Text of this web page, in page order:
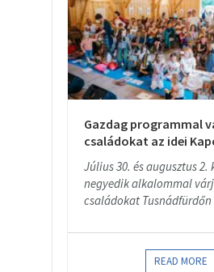
Gazdag programmal
családokat az idei
Július 30. és augusztus
negyedik alkalommal
családokat Tusnádfürdőn
READ MORE